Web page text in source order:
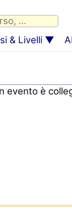
& Livelli
evento è